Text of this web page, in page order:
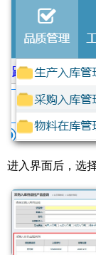
进入界面后，选